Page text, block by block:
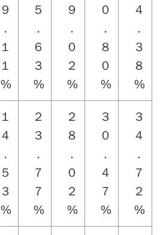
９
．
１
１
%
５
．
６
３
%
９
．
０
２
%
０
．
８
０
%
４
．
３
８
%
１
４
．
５
３
%
２
３
．
７
７
%
２
８
．
０
２
%
３
０
．
４
７
%
３
４
．
７
２
%